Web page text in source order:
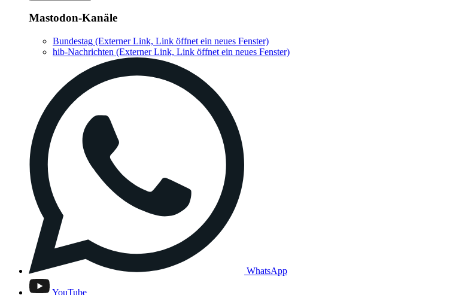
Mastodon-Kanäle
Bundestag (Externer Link, Link öffnet ein neues Fenster)
hib-Nachrichten (Externer Link, Link öffnet ein neues Fenster)
WhatsApp
YouTube